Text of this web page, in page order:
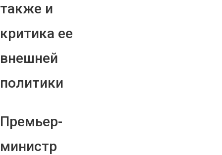
также и
критика ее
внешней
политики
Премьер-
министр